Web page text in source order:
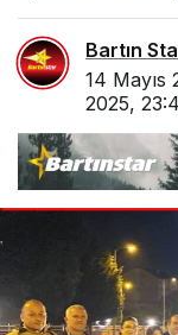
Bartın
14 Mayıs
2025,